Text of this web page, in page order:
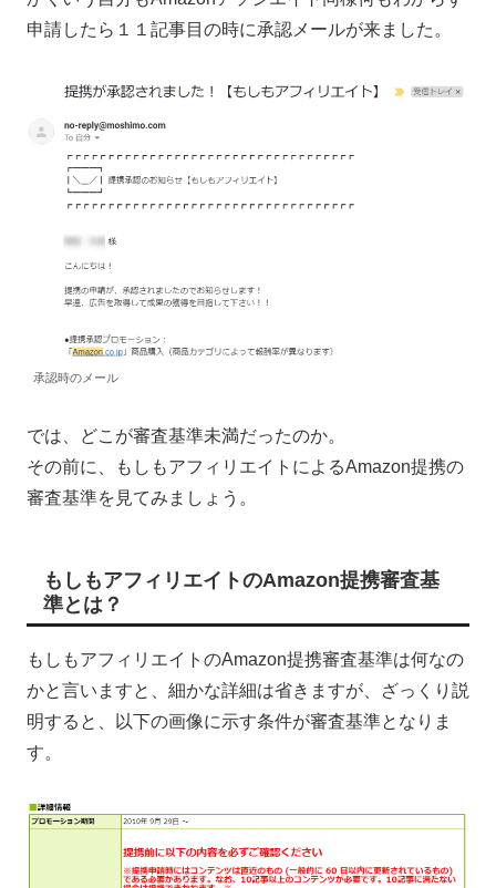
申請したら１１記事目の時に承認メールが来ました。
承認時のメール
では、どこが審査基準未満だったのか。
その前に、もしもアフィリエイトによるAmazon提携の
審査基準を見てみましょう。
もしもアフィリエイトのAmazon提携審査基
準とは？
もしもアフィリエイトのAmazon提携審査基準は何なの
かと言いますと、細かな詳細は省きますが、ざっくり説
明すると、以下の画像に示す条件が審査基準となりま
す。